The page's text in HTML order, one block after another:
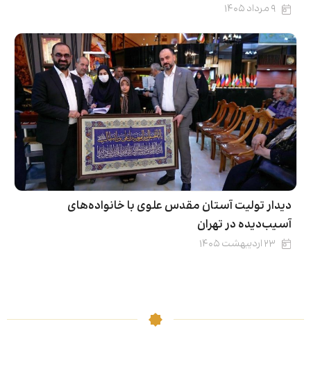
۹ مرداد ۱۴۰۵
دیدار تولیت آستان مقدس علوی با خانواده‌های
آسیب‌دیده‌ در تهران
۲۳ اردیبهشت ۱۴۰۵